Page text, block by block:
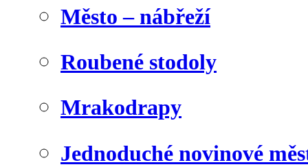
Město – nábřeží
Roubené stodoly
Mrakodrapy
Jednoduché novinové